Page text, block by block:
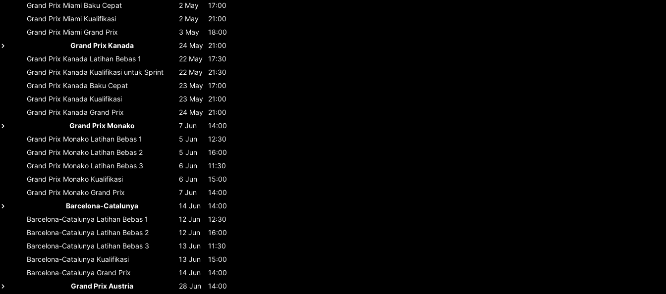
Grand Prix Miami Baku Cepat 2 May
17:00
Grand Prix Miami Kualifikasi 2 May
21:00
Grand Prix Miami Grand Prix 3 May
18:00
Grand Prix Kanada
24 May
21:00
Grand Prix Kanada Latihan Bebas 1 22 May
17:30
Grand Prix Kanada Kualifikasi untuk Sprint 22 May
21:30
Grand Prix Kanada Baku Cepat 23 May 17:00
Grand Prix Kanada Kualifikasi 23 May
21:00
Grand Prix Kanada Grand Prix 24 May
21:00
Grand Prix Monako
7 Jun
14:00
Grand Prix Monako Latihan Bebas 1 5 Jun
12:30
Grand Prix Monako Latihan Bebas 2 5 Jun
16:00
Grand Prix Monako Latihan Bebas 3 6 Jun
11:30
Grand Prix Monako Kualifikasi 6 Jun
15:00
Grand Prix Monako Grand Prix 7 Jun
14:00
Barcelona-Catalunya
14 Jun
14:00
Barcelona-Catalunya Latihan Bebas 1 12 Jun
12:30
Barcelona-Catalunya Latihan Bebas 2 12 Jun
16:00
Barcelona-Catalunya Latihan Bebas 3 13 Jun
11:30
Barcelona-Catalunya Kualifikasi 13 Jun
15:00
Barcelona-Catalunya Grand Prix 14 Jun
14:00
Grand Prix Austria
28 Jun
14:00